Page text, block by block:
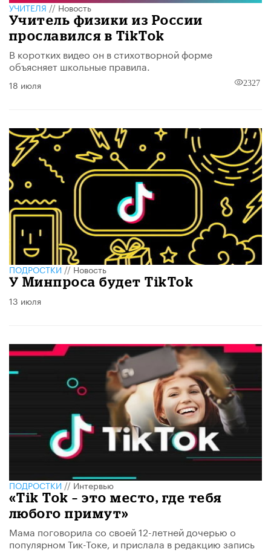
УЧИТЕЛЯ//Новость
Учитель физики из России
прославился в TikTok
В коротких видео он в стихотворной форме
объясняет школьные правила.
18 июля 2327
ПОДРОСТКИ//Новость
У Минпроса будет TikTok
13 июля
ПОДРОСТКИ//Интервью
«Tik Tok – это место, где тебя
любого примут»
Мама поговорила со своей 12-летней дочерью о
популярном Тик-Токе, и прислала в редакцию запись